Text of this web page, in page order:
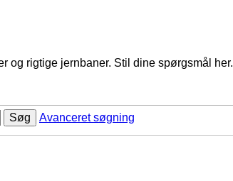
og rigtige jernbaner. Stil dine spørgsmål her.
Søg Avanceret søgning